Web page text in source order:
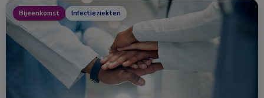
Bijeenkomst Infectieziekten